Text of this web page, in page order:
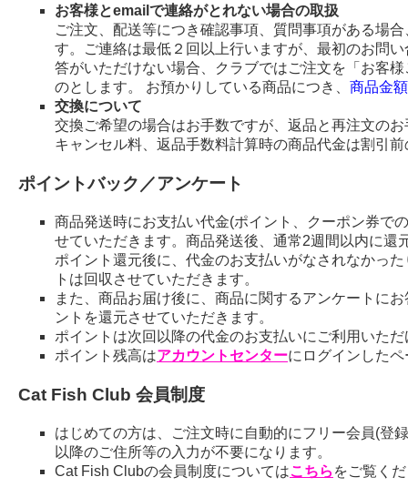
お客様とemailで連絡がとれない場合の取扱
ご注文、配送等につき確認事項、質問事項がある場
す。ご連絡は最低２回以上行いますが、最初のお問
答がいただけない場合、クラブではご注文を「お客
のとします。 お預かりしている商品につき、 商品金
交換について
交換ご希望の場合はお手数ですが、返品と再注文の
キャンセル料、返品手数料計算時の商品代金は割引
ポイントバック／アンケート
商品発送時にお支払い代金(ポイント、クーポン券で
せていただきます。商品発送後、通常2週間以内に還
ポイント還元後に、代金のお支払いがなされなかっ
トは回収させていただきます。
また、商品お届け後に、商品に関するアンケートに
ントを還元させていただきます。
ポイントは次回以降の代金のお支払いにご利用いた
ポイント残高はアカウントセンターにログインした
Cat Fish Club 会員制度
はじめての方は、ご注文時に自動的にフリー会員(登
以降のご住所等の入力が不要になります。
Cat Fish Clubの会員制度についてはこちら をご覧く